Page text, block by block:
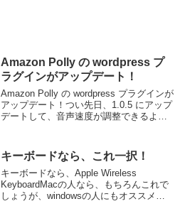
Amazon Polly の wordpress プ
ラグインがアップデート！
Amazon Polly の wordpress プラグインが
アップデート！つい先日、1.0.5 にアップ
デートして、音声速度が調整できるよう
は？ っと？・Adde...
キーボードなら、これ一択！
キーボードなら、Apple Wireless
KeyboardMacの人なら、もちろんこれで
しょうが、windowsの人にもオススメで